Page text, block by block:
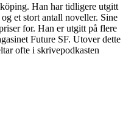
Han har tidligere utgitt
et stort antall noveller. Sine
for. Han er utgitt på flere
Future SF. Utover dette
ofte i skrivepodkasten